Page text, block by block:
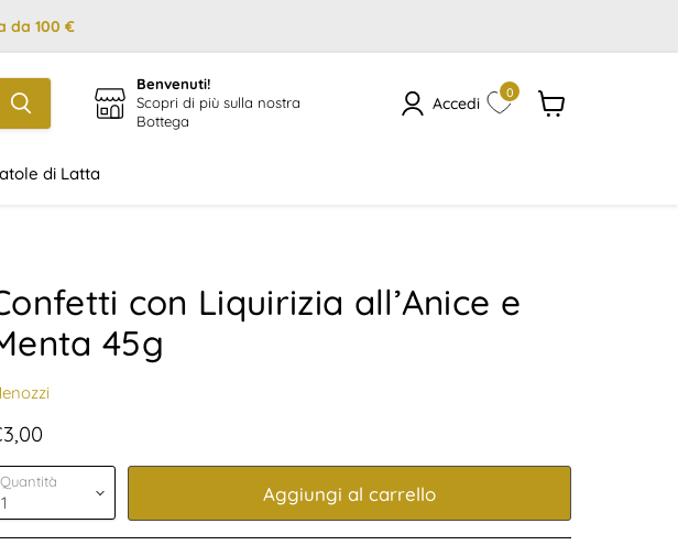
da 100 €
Benvenuti!
Scopri di più sulla nostra
Bottega
Accedi
0
di Latta
con Liquirizia all’Anice e
45g
attuale
Quantità
Aggiungi al carrello